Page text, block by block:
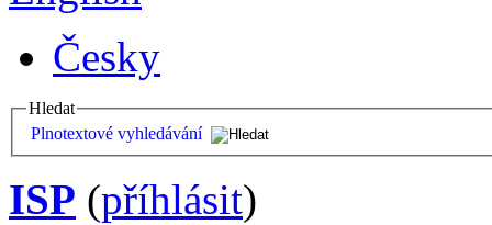
Česky
Hledat
Plnotextové vyhledávání
ISP (příhlásit)